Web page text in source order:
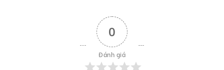
0
Đánh giá